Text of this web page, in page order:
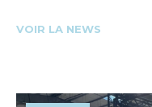
VOIR LA NEWS